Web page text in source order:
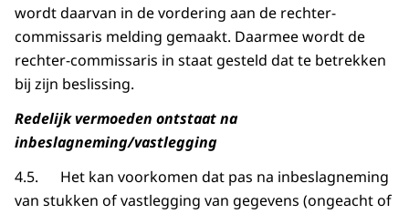
wordt daarvan in de vordering aan de rechter-
commissaris melding gemaakt. Daarmee wordt de
rechter-commissaris in staat gesteld dat te betrekken
bij zijn beslissing.
Redelijk vermoeden ontstaat na
inbeslagneming/vastlegging
4.5. Het kan voorkomen dat pas na inbeslagneming
van stukken of vastlegging van gegevens (ongeacht of